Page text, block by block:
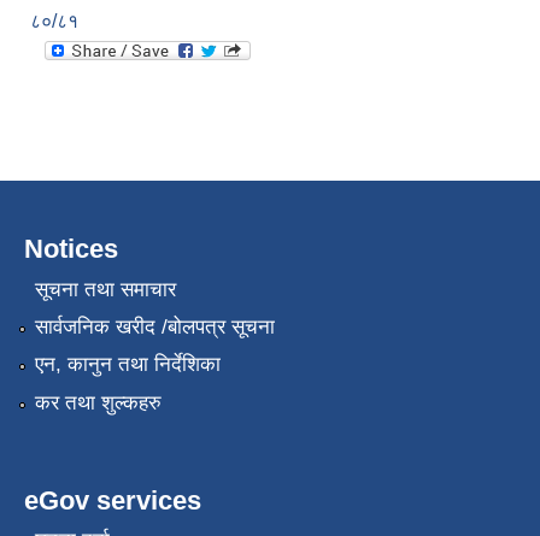
८०/८१
Notices
सूचना तथा समाचार
सार्वजनिक खरीद /बोलपत्र सूचना
एन, कानुन तथा निर्देशिका
कर तथा शुल्कहरु
eGov services